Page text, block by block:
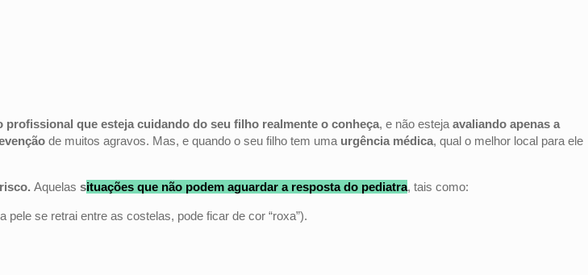
profissional que esteja cuidando do seu filho realmente o conheça, e não esteja avaliando apenas a
de muitos agravos. Mas, e quando o seu filho tem uma urgência médica, qual o melhor local para ele
Aquelas situações que não podem aguardar a resposta do pediatra, tais como:
se retrai entre as costelas, pode ficar de cor “roxa”).